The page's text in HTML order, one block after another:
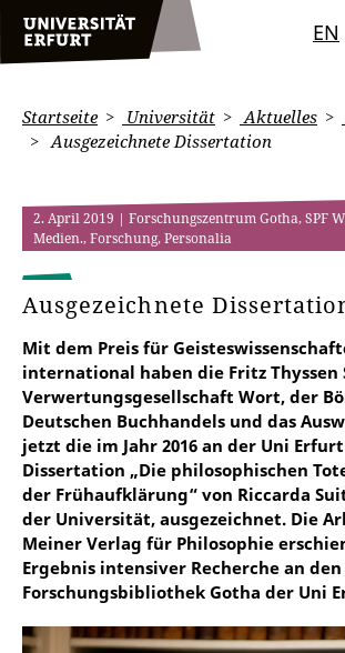
EN
Startseite Universität Aktuelles
Ausgezeichnete Dissertation
2. April 2019 | Forschungszentrum Gotha, SPF
Medien., Forschung, Personalia
Ausgezeichnete
Mit dem Preis für
international haben die Fritz
Verwertungsgesellschaft Wort, der
Deutschen Buchhandels und das
jetzt die im Jahr 2016 an der Uni
Dissertation „Die philosophischen
der Frühaufklärung“ von Riccarda
der Universität, ausgezeichnet. Die
Meiner Verlag für Philosophie
Ergebnis intensiver Recherche an
Forschungsbibliothek Gotha der Uni